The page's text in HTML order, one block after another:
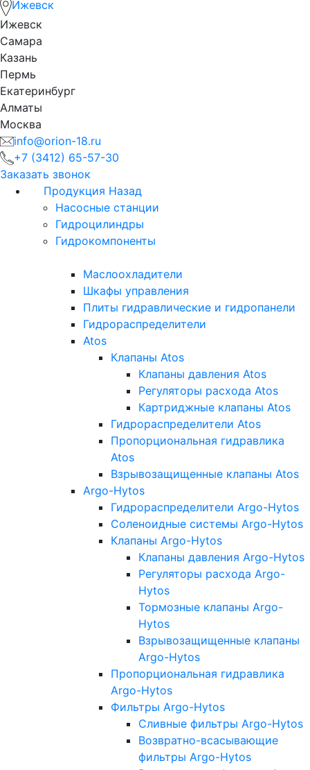
Ижевск
Ижевск
Самара
Казань
Пермь
Екатеринбург
Алматы
Москва
info@orion-18.ru
+7 (3412) 65-57-30
Заказать звонок
Продукция Назад
Насосные станции
Гидроцилиндры
Гидрокомпоненты
Маслоохладители
Шкафы управления
Плиты гидравлические и гидропанели
Гидрораспределители
Atos
Клапаны Atos
Клапаны давления Atos
Регуляторы расхода Atos
Картриджные клапаны Atos
Гидрораспределители Atos
Пропорциональная гидравлика
Atos
Взрывозащищенные клапаны Atos
Argo-Hytos
Гидрораспределители Argo-Hytos
Соленоидные системы Argo-Hytos
Клапаны Argo-Hytos
Клапаны давления Argo-Hytos
Регуляторы расхода Argo-
Hytos
Тормозные клапаны Argo-
Hytos
Взрывозащищенные клапаны
Argo-Hytos
Пропорциональная гидравлика
Argo-Hytos
Фильтры Argo-Hytos
Сливные фильтры Argo-Hytos
Возвратно-всасывающие
фильтры Argo-Hytos